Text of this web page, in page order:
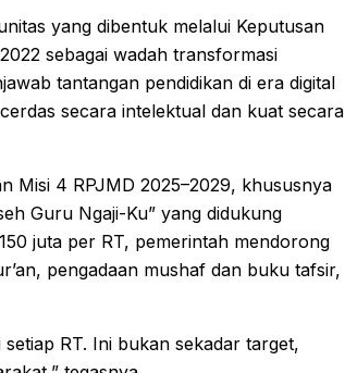
yang dibentuk melalui Keputusan
sebagai wadah transformasi
tantangan pendidikan di era digital
secara intelektual dan kuat secara
Misi 4 RPJMD 2025–2029, khususnya
Guru Ngaji-Ku” yang didukung
juta per RT, pemerintah mendorong
pengadaan mushaf dan buku tafsir,
RT. Ini bukan sekadar target,